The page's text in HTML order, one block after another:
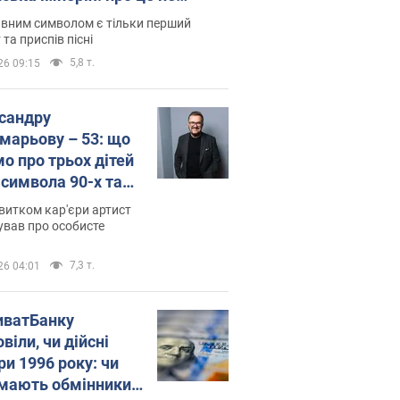
у школі
символом є тільки перший
приспів пісні
09:15 5,8 т.
– 53: що
про трьох дітей
90-х та
вони
кар'єри артист
про особисте
04:01 7,3 т.
чи дійсні
1996 року: чи
обмінники